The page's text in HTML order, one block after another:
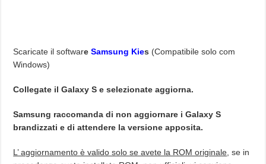
Scaricate il softwareSamsung Kies (Compatibile solo com
Windows)
Collegate il Galaxy S e selezionate aggiorna.
Samsung raccomanda di non aggiornare i Galaxy S
brandizzati e di attendere la versione apposita.
L’ aggiornamento è valido solo se avete la ROM originale , se in